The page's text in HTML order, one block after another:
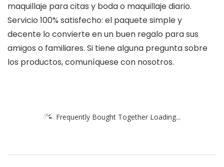
maquillaje para citas y boda o maquillaje diario.
Servicio 100% satisfecho: el paquete simple y
decente lo convierte en un buen regalo para sus
amigos o familiares. Si tiene alguna pregunta sobre
los productos, comuníquese con nosotros.
Frequently Bought Together Loading...